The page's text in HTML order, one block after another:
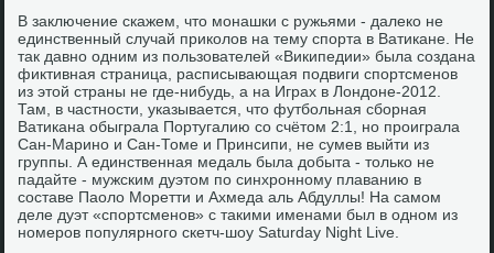
В заключение скажем, что монашки с ружьями - далеко не
единственный случай приколов на тему спорта в Ватикане. Не
так давно одним из пользователей «Википедии» была создана
фиктивная страница, расписывающая подвиги спортсменов
из этой страны не где-нибудь, а на Играх в Лондоне-2012.
Там, в частности, указывается, что футбольная сборная
Ватикана обыграла Португалию со счётом 2:1, но проиграла
Сан-Марино и Сан-Томе и Принсипи, не сумев выйти из
группы. А единственная медаль была добыта - только не
падайте - мужским дуэтом по синхронному плаванию в
составе Паоло Моретти и Ахмеда аль Абдуллы! На самом
деле дуэт «спортсменов» с такими именами был в одном из
номеров популярного скетч-шоу Saturday Night Live.